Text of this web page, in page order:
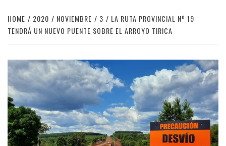
HOME 2020 NOVIEMBRE 3
LA RUTA PROVINCIAL Nº 19
TENDRÁ UN NUEVO PUENTE SOBRE EL ARROYO TIRICA